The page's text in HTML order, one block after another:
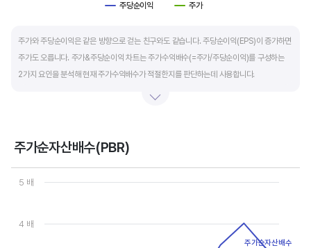
주당순이익 주가
주가와 주당순이익은 같은 방향으로 걷는 친구와도 같습니다. 주당순이익(EPS)이 증가하면
주가도 오릅니다. 주가&주당순이익 차트는 주가수익배수(=주가/주당순이익)를 구성하는
2가지 요인을 분석해 현재 주가수익배수가 적절한지를 판단하는데 사용합니다.
- 매수 검토 : 주당순이익 증가, 주가 상승
- 매도 검토 : 주당순이익 감소, 주가 횡보 또는 하락
주가수익배수(PER) 차트와 함께 분석하면 더 유용합니다.
주가순자산배수(PBR)
Chart
Line chart with 10 data points.
The chart has 1 Y axis displaying values. Data ranges from
4 배
5 배
주가순자산배수